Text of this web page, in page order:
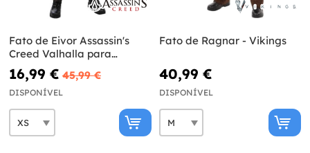
Fato de Eivor Assassin's
Creed Valhalla para
homem
16,99 € 45,99 €
DISPONÍVEL
Fato de Ragnar - Vikings
40,99 €
DISPONÍVEL